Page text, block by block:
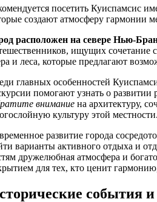
посетить Куиспамсис
создают атмосферу гармонии
расположен на севере Нью-
ищущих сочетание
и леса, которые предлагают
главных особенностей
помогают узнать о
внимание на архитектуру,
культуру этой местности.
развитие города
варианты активного отдыха и
дружелюбная атмосфера и
для тех, кто ценит
события